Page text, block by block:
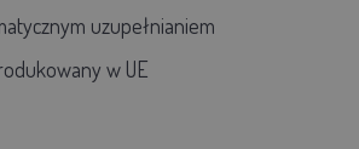
uzupełnianiem
w UE